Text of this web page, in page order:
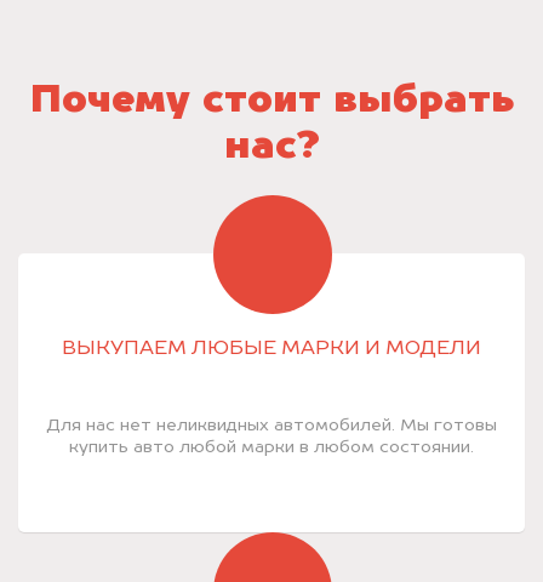
Почему стоит выбрать
нас?
ВЫКУПАЕМ ЛЮБЫЕ МАРКИ И МОДЕЛИ
Для нас нет неликвидных автомобилей. Мы готовы
купить авто любой марки в любом состоянии.